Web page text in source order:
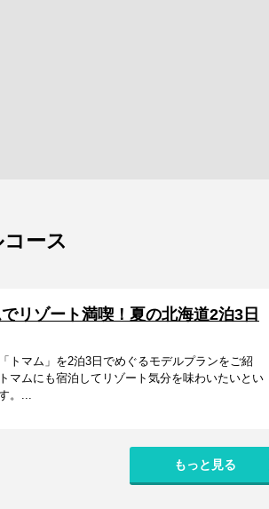
ース
リゾート満喫！夏の北海道2泊3日
トマム」を2泊3日でめぐるモデルプランをご紹
マムにも宿泊してリゾート気分を味わいたいとい
。...
もっと見る